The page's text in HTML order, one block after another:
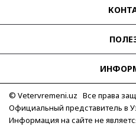
© Vetervremeni.uz Все права
Официальный представитель в
Информация на сайте не